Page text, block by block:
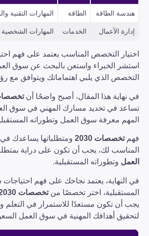
هندسة الطاقة الطاقة المهارات التقنية
إدارة الأعمال الخدمات المهارات الشخصية
اختيار التخصص المناسب يعتمد على فهم
استشر الخبراء واستعن بالبحث عن سوق
التخصص الذي يلبي اهتماماتك ويتوافق مع رؤية
في نهاية هذا المقال، أصبح واضحًا أنتخصصات
تساعد في تحديد مسارك المهني في سوق
المهم معرفة سوق العمل وتطوراته
فهمتخصصات 2030
ومتطلباتها يساعدك في
المناسب لك، يجب أن تكون على دراية
العمل وتطوراته المستقبلية.
في النهاية، يعتمد نجاحك على فهم
المستقبلية، اختر تخصصًا منتخصصات 2030
يجب أن تكون مستعدًا للاستمرار في التعلم
لتحقيق أهدافك المهنية في سوق العمل